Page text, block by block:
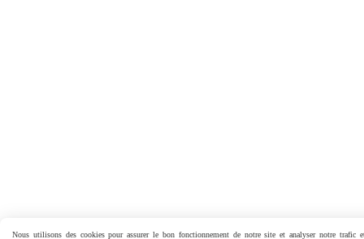
Nous utilisons des cookies pour assurer le bon fonctionnement de notre site et analyser notre trafic